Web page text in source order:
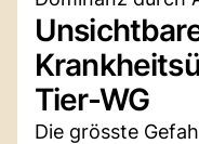
Tier-WG
Die grösste